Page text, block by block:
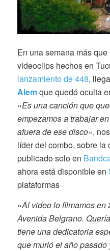
En una semana más
videoclips hechos en
lanzamiento de 448,
Alemque quedó oculta
«Es una canción que
empezamos a trabajar
afuera de ese disco«,
líder del combo, sobre la
publicado solo en
ahora está disponible en
plataformas
«Al video lo filmamos en
Avenida Belgrano.
tiene una dedicatoria
que murió el año